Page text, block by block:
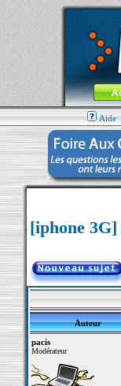
MacBook-fr.com :
Aller au
Menu
Aide
[iphone
Auteur
pacis
Modérateur